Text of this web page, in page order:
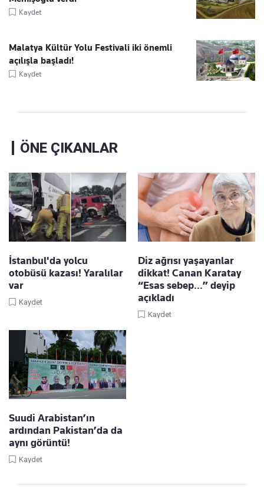
Kaydet
Malatya Kültür Yolu Festivali iki önemli
açılışla başladı!
Kaydet
ÖNE ÇIKANLAR
İstanbul'da yolcu
otobüsü kazası! Yaralılar
var
Kaydet
Diz ağrısı yaşayanlar
dikkat! Canan Karatay
“Esas sebep…” deyip
açıkladı
Kaydet
Suudi Arabistan’ın
ardından Pakistan’da da
aynı görüntü!
Kaydet